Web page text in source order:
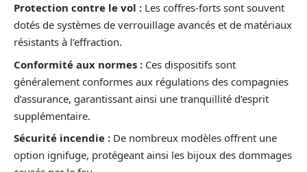
Protection contre le vol : Les coffres-forts sont souvent
dotés de systèmes de verrouillage avancés et de matériaux
résistants à l’effraction.
Conformité aux normes : Ces dispositifs sont
généralement conformes aux régulations des compagnies
d’assurance, garantissant ainsi une tranquillité d’esprit
supplémentaire.
Sécurité incendie : De nombreux modèles offrent une
option ignifuge, protégeant ainsi les bijoux des dommages